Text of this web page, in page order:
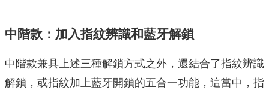
中階款：加入指紋辨識和藍牙解鎖
中階款兼具上述三種解鎖方式之外，還結合了指紋辨識
解鎖，或指紋加上藍牙開鎖的五合一功能，這當中，指